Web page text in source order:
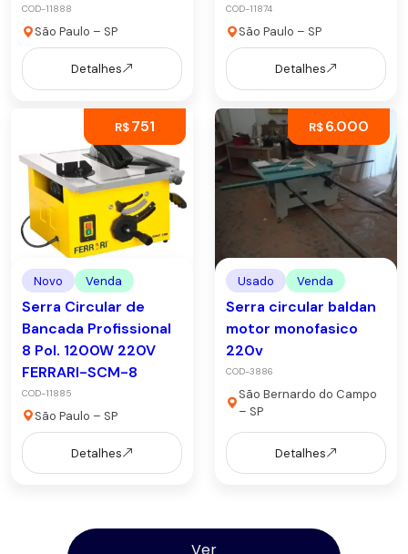
COD-11888
São Paulo – SP
Detalhes
COD-11874
São Paulo – SP
Detalhes
R$751
Novo Venda
Serra Circular de
Bancada Profissional
8 Pol. 1200W 220V
FERRARI-SCM-8
COD-11885
São Paulo – SP
Detalhes
R$6.000
Usado Venda
Serra circular baldan
motor monofasico
220v
COD-3886
São Bernardo do Campo
– SP
Detalhes